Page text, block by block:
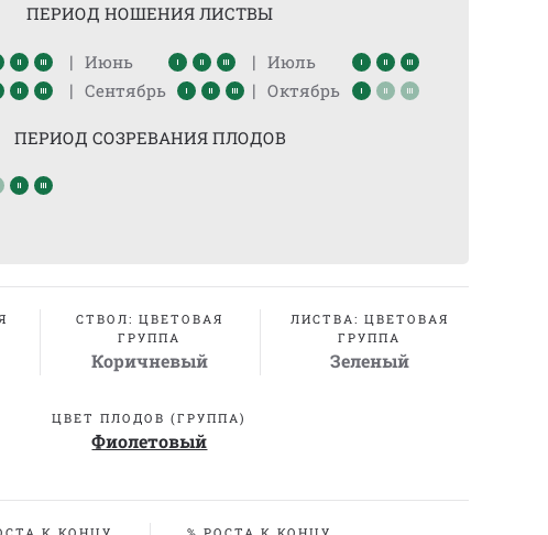
ПЕРИОД НОШЕНИЯ ЛИСТВЫ
| Июнь | Июль
| Сентябрь | Октябрь
ПЕРИОД СОЗРЕВАНИЯ ПЛОДОВ
СТВОЛ: ЦВЕТОВАЯ
ГРУППА
Коричневый
ЛИСТВА: ЦВЕТОВАЯ
ГРУППА
Зеленый
ЦВЕТ ПЛОДОВ (ГРУППА)
Фиолетовый